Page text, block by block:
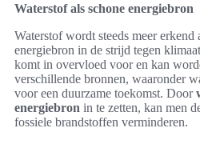
Waterstof als schone energiebron
Waterstof wordt steeds meer erkend
energiebron in de strijd tegen
komt in overvloed voor en kan
verschillende bronnen, waaronder
voor een duurzame toekomst. Door
energiebron in te zetten, kan men
fossiele brandstoffen verminderen.